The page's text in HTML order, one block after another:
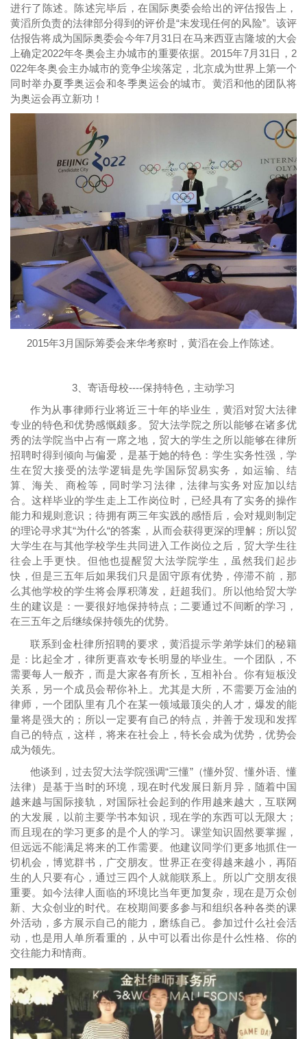
进行了陈述。陈述完毕后，在国际奥委会给出的评估报告上，
黄滔所负责的法律部分得到的评价是“未发现任何的风险”。该评
估报告将成为国际奥委会今年7月31日在马来西亚吉隆坡的大会
上确定2022年冬奥会主办城市的重要依据。2015年7月31日，2
022年冬奥会主办城市的竞争尘埃落定，北京成为世界上第一个
同时举办夏季奥运会和冬季奥运会的城市。黄滔和他的团队将
为奥运会再立新功！
2015年3月国际筹委会来华考察时，黄滔在会上作陈述。
3、寄语母校----保持特色，主动学习
作为从事律师行业将近三十年的毕业生，黄滔对贸大法律
专业的特色和优势感慨颇多。贸大法学院之所以能够在诸多优
秀的法学院当中占有一席之地，贸大的学生之所以能够在律所
招聘时得到倾向与偏爱，是基于她的特色：学生实务性强，学
生在贸大接受的法学逻辑是先学国际贸易实务，如运输、结
算、海关、商检等，同时学习法律，法律与实务对应加以结
合。这样毕业的学生走上工作岗位时，已经具有了实务的操作
能力和规则意识；待拥有两三年实践的感悟后，会对规则制定
的理论寻求其“为什么“的答案，从而会获得更深的理解；所以贸
大学生在与其他学校学生共同进入工作岗位之后，贸大学生往
往会上手更快。但他也提醒贸大法学院学生，虽然我们起步
快，但是三五年后如果我们只是固守原有优势，停滞不前，那
么其他学校的学生将会厚积薄发，赶超我们。所以他给贸大学
生的建议是：一要很好地保持特点；二要通过不间断的学习，
在三五年之后继续保持领先的优势。
联系到金杜律所招聘的要求，黄滔提示学弟学妹们的秘籍
是：比起全才，律所更喜欢专长明显的毕业生。一个团队，不
需要每人一般齐，而是大家各有所长，互相补台。你有短板没
关系，另一个成员会帮你补上。尤其是大所，不需要万金油的
律师，一个团队里有几个在某一领域最顶尖的人才，爆发的能
量将是强大的；所以一定要有自己的特点，并善于发现和发挥
自己的特点，这样，将来在社会上，特长会成为优势，优势会
成为领先。
他谈到，过去贸大法学院强调“三懂”（懂外贸、懂外语、懂
法律）是基于当时的环境，现在时代发展日新月异，随着中国
越来越与国际接轨，对国际社会起到的作用越来越大，互联网
的大发展，以前主要学书本知识，现在学的东西可以无限大；
而且现在的学习更多的是个人的学习。课堂知识固然要掌握，
但远远不能满足将来的工作需要。他建议同学们更多地抓住一
切机会，博览群书，广交朋友。世界正在变得越来越小，再陌
生的人只要有心，通过三四个人就能联系上。所以广交朋友很
重要。如今法律人面临的环境比当年更加复杂，现在是万众创
新、大众创业的时代。在校期间要多参与和组织各种各类的课
外活动，多方展示自己的能力，磨练自己。参加过什么社会活
动，也是用人单所看重的，从中可以看出你是什么性格、你的
交往能力和情商。